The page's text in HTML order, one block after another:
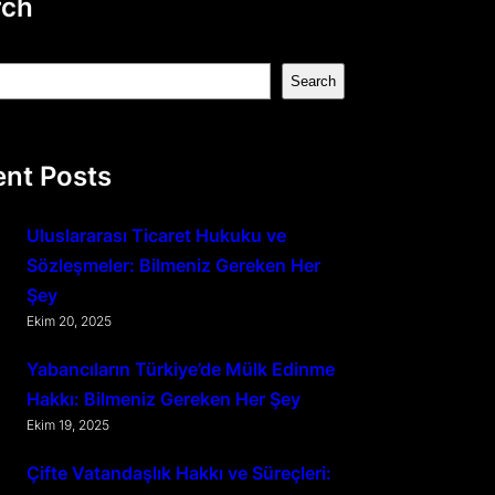
Search
Posts
Uluslararası Ticaret Hukuku ve
Sözleşmeler: Bilmeniz Gereken Her
Şey
Ekim 20, 2025
Yabancıların Türkiye’de Mülk Edinme
Hakkı: Bilmeniz Gereken Her Şey
Ekim 19, 2025
Çifte Vatandaşlık Hakkı ve Süreçleri: